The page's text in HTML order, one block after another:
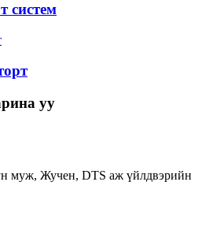
систем
уу
муж, Жучен, DTS аж үйлдвэрийн